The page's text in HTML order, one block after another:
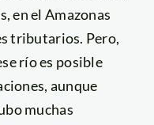
en el Amazonas
tributarios. Pero,
río es posible
aunque
muchas